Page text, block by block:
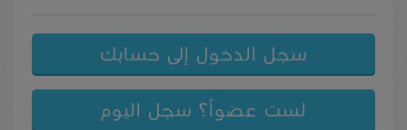
سجل الدخول إلى حسابك
لست عضواً؟ سجل اليوم